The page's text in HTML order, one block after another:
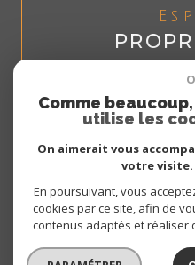
Se
© 2026 | TOUS DROITS RÉSERVÉS |
NOS HONORAIRES
PLAN DU
NOS LIENS
Comme
utilise les
On aimerait vous
votre visite.
En poursuivant, vous
cookies par ce site, afin de
contenus adaptés et réaliser